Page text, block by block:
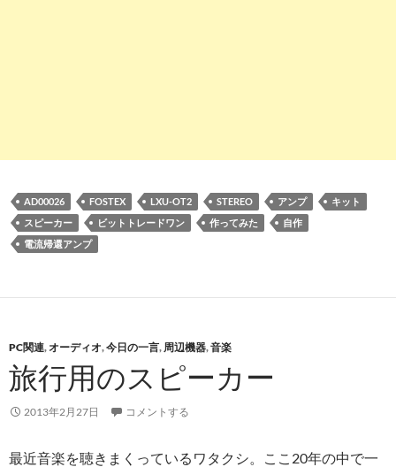
AD00026 FOSTEX LXU-OT2 STEREO アンプ
キット
スピーカー
ビットトレードワン 作ってみた
自作
電流帰還アンプ
PC関連,オーディオ,今日の一言, 周辺機器,音楽
旅行用のスピーカー
2013年2月27日 コメントする
最近音楽を聴きまくっているワタクシ。ここ20年の中で一